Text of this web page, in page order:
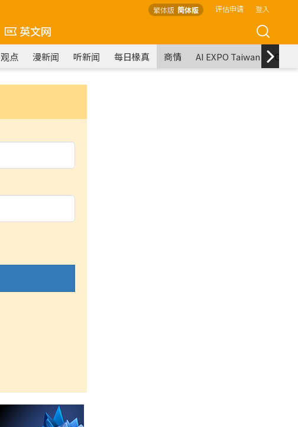
繁体版 简体版 评估申请 登入
英文网
观点 漫新闻 听新闻 每日椽真 商情 AI EXPO Taiwan